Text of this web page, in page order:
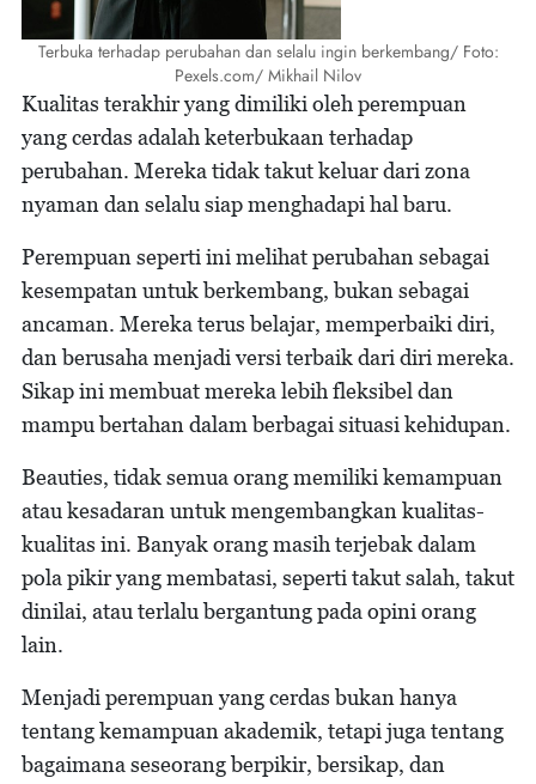
Terbuka terhadap perubahan dan selalu ingin berkembang/ Foto:
Pexels.com/ Mikhail Nilov
Kualitas terakhir yang dimiliki oleh perempuan
yang cerdas adalah keterbukaan terhadap
perubahan. Mereka tidak takut keluar dari zona
nyaman dan selalu siap menghadapi hal baru.
Perempuan seperti ini melihat perubahan sebagai
kesempatan untuk berkembang, bukan sebagai
ancaman. Mereka terus belajar, memperbaiki diri,
dan berusaha menjadi versi terbaik dari diri mereka.
Sikap ini membuat mereka lebih fleksibel dan
mampu bertahan dalam berbagai situasi kehidupan.
Beauties, tidak semua orang memiliki kemampuan
atau kesadaran untuk mengembangkan kualitas-
kualitas ini. Banyak orang masih terjebak dalam
pola pikir yang membatasi, seperti takut salah, takut
dinilai, atau terlalu bergantung pada opini orang
lain.
Menjadi perempuan yang cerdas bukan hanya
tentang kemampuan akademik, tetapi juga tentang
bagaimana seseorang berpikir, bersikap, dan